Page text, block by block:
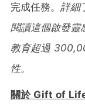
完成任務。 詳細
閱讀這個啟發靈
教育超過
性。
關於Gift of